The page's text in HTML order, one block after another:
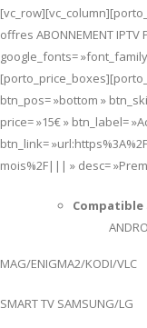
offres ABONNEMENT
google_fonts=
btn_pos= »bottom »
price= »15€ » btn_label=
btn_link=
mois%2F||| » desc=
Compatible
MAG/ENIGMA2/KODI/VLC
SMART TV SAMSUNG/LG